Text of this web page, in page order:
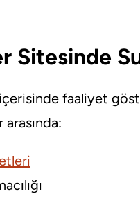
Sitesinde
faaliyet